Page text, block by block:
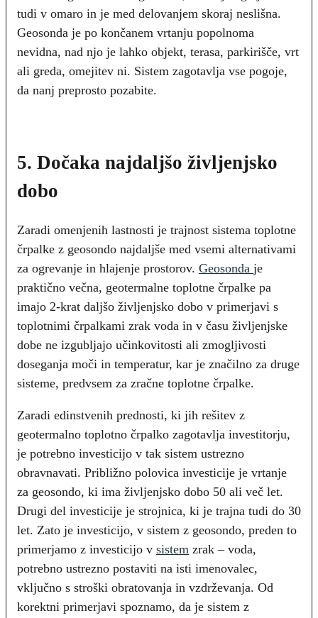
tudi v omaro in je med delovanjem skoraj neslišna.
Geosonda je po končanem vrtanju popolnoma
nevidna, nad njo je lahko objekt, terasa, parkirišče, vrt
ali greda, omejitev ni. Sistem zagotavlja vse pogoje,
da nanj preprosto pozabite.
5. Dočaka najdaljšo življenjsko
dobo
Zaradi omenjenih lastnosti je trajnost sistema toplotne
črpalke z geosondo najdaljše med vsemi alternativami
za ogrevanje in hlajenje prostorov. Geosonda je
praktično večna, geotermalne toplotne črpalke pa
imajo 2-krat daljšo življenjsko dobo v primerjavi s
toplotnimi črpalkami zrak voda in v času življenjske
dobe ne izgubljajo učinkovitosti ali zmogljivosti
doseganja moči in temperatur, kar je značilno za druge
sisteme, predvsem za zračne toplotne črpalke.
Zaradi edinstvenih prednosti, ki jih rešitev z
geotermalno toplotno črpalko zagotavlja investitorju,
je potrebno investicijo v tak sistem ustrezno
obravnavati. Približno polovica investicije je vrtanje
za geosondo, ki ima življenjsko dobo 50 ali več let.
Drugi del investicije je strojnica, ki je trajna tudi do 30
let. Zato je investicijo, v sistem z geosondo, preden to
primerjamo z investicijo v sistem zrak – voda,
potrebno ustrezno postaviti na isti imenovalec,
vključno s stroški obratovanja in vzdrževanja. Od
korektni primerjavi spoznamo, da je sistem z